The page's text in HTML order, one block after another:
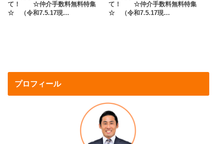
て！ ☆仲介手数料無料特集
☆ （令和7.5.17現…
て！ ☆仲介手数料無料特集
☆ （令和7.5.17現…
プロフィール